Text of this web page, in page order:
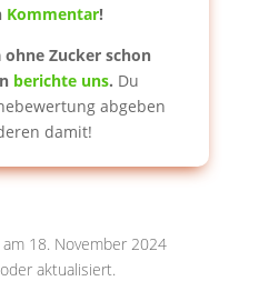
Kommentar!
Zucker schon
berichte uns. Du
abgeben
damit!
18. November 2024
aktualisiert.